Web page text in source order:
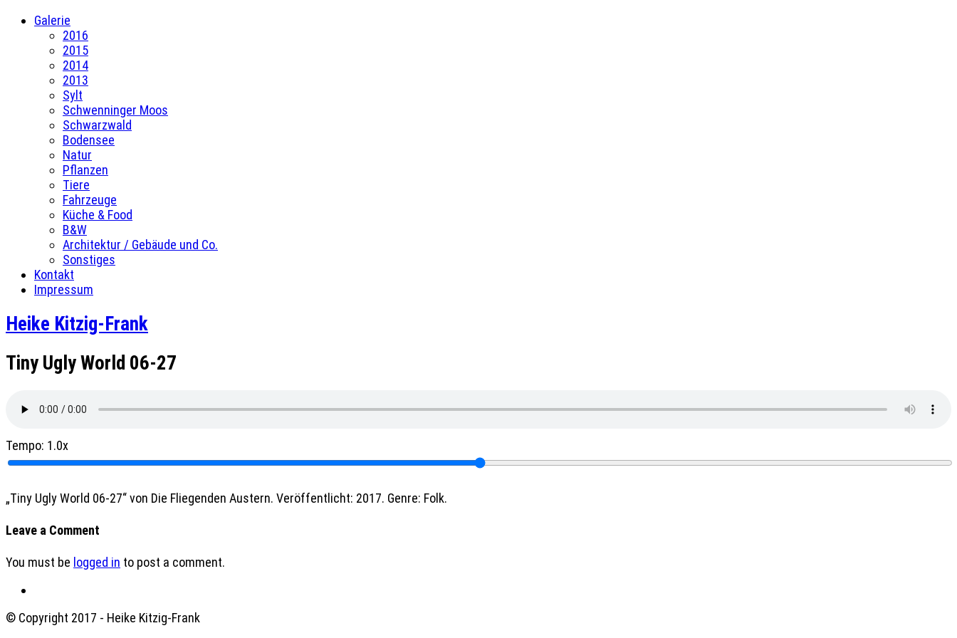
Galerie
2016
2015
2014
2013
Sylt
Schwenninger Moos
Schwarzwald
Bodensee
Natur
Pflanzen
Tiere
Fahrzeuge
Küche & Food
B&W
Architektur / Gebäude und Co.
Sonstiges
Kontakt
Impressum
Heike Kitzig-Frank
Tiny Ugly World 06-27
Tempo: 1.0x
„Tiny Ugly World 06-27“ von Die Fliegenden Austern. Veröffentlicht: 2017. Genre: Folk.
Leave a Comment
You must be logged in to post a comment.
© Copyright 2017 - Heike Kitzig-Frank